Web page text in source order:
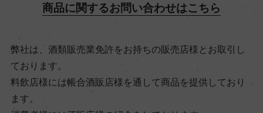
ビオ情報・認証機関
ビオロジック, Agriculture Biologique
有機JAS認証
商品に関するお問い合わせはこちら
弊社は、酒類販売業免許をお持ちの販売店様とお取引し
ております。
料飲店様には帳合酒販店様を通して商品を提供しており
ます。